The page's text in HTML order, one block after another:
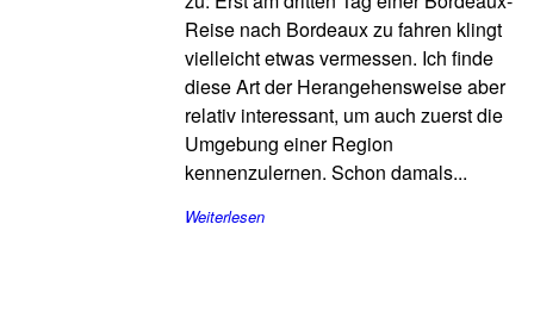
Reise nach Bordeaux zu fahren klingt
vielleicht etwas vermessen. Ich finde
diese Art der Herangehensweise aber
relativ interessant, um auch zuerst die
Umgebung einer Region
kennenzulernen. Schon damals...
Weiterlesen